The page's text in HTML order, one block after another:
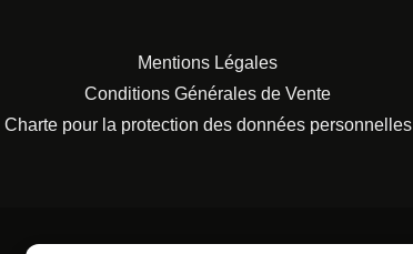
Mentions Légales
Conditions Générales de Vente
Charte pour la protection des données personnelles